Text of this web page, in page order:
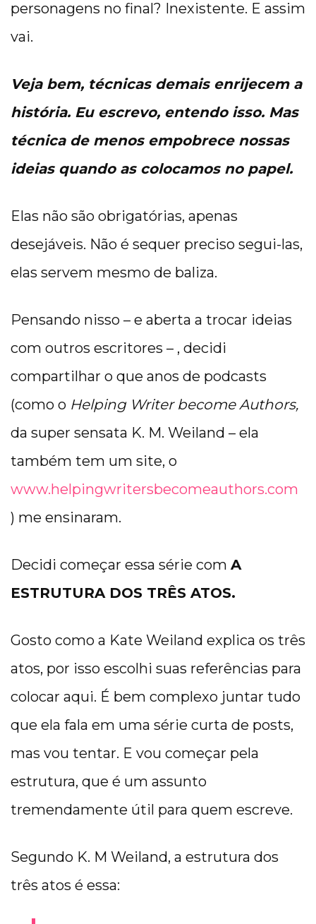
personagens no final? Inexistente. E assim
vai.
Veja bem, técnicas demais enrijecem a
história. Eu escrevo, entendo isso. Mas
técnica de menos empobrece nossas
ideias quando as colocamos no papel.
Elas não são obrigatórias, apenas
desejáveis. Não é sequer preciso segui-las,
elas servem mesmo de baliza.
Pensando nisso – e aberta a trocar ideias
com outros escritores – , decidi
compartilhar o que anos de podcasts
(como o Helping Writer become Authors,
da super sensata K. M. Weiland – ela
também tem um site, o
www.helpingwritersbecomeauthors.com
) me ensinaram.
Decidi começar essa série com A
ESTRUTURA DOS TRÊS ATOS.
Gosto como a Kate Weiland explica os três
atos, por isso escolhi suas referências para
colocar aqui. É bem complexo juntar tudo
que ela fala em uma série curta de posts,
mas vou tentar. E vou começar pela
estrutura, que é um assunto
tremendamente útil para quem escreve.
Segundo K. M Weiland, a estrutura dos
três atos é essa: